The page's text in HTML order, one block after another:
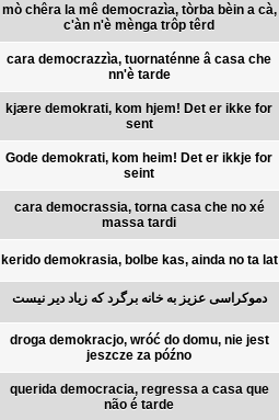
mò chêra la mê democrazìa, tòrba bèin a cà,
c'àn n'è mènga trôp têrd
cara democrazzìa, tuornaténne â casa che
nn'è tarde
kjære demokrati, kom hjem! Det er ikke for
sent
Gode demokrati, kom heim! Det er ikkje for
seint
cara democrassia, torna casa che no xé
massa tardi
kerido demokrasia, bolbe kas, ainda no ta lat
دموکراسی عزیز به خانه برگرد که زیاد دیر نیست
droga demokracjo, wróć do domu, nie jest
jeszcze za późno
querida democracia, regressa a casa que
não é tarde